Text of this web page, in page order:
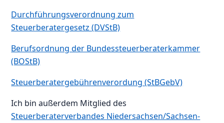
Durchführungsverordnung zum
Steuerberatergesetz (DVStB)
Berufsordnung der Bundessteuerberaterkammer
(BOStB)
Steuerberatergebührenverordung (StBGebV)
Ich bin außerdem Mitglied des
Steuerberaterverbandes Niedersachsen/Sachsen-